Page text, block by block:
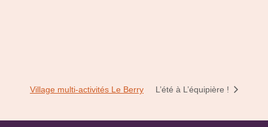
Village multi-activités Le Berry L’été à L’équipière !